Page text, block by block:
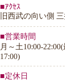
■ｱｸｾｽ
旧西武の向い側
■営業時間
月～土10:00-
17:00)
■定休日